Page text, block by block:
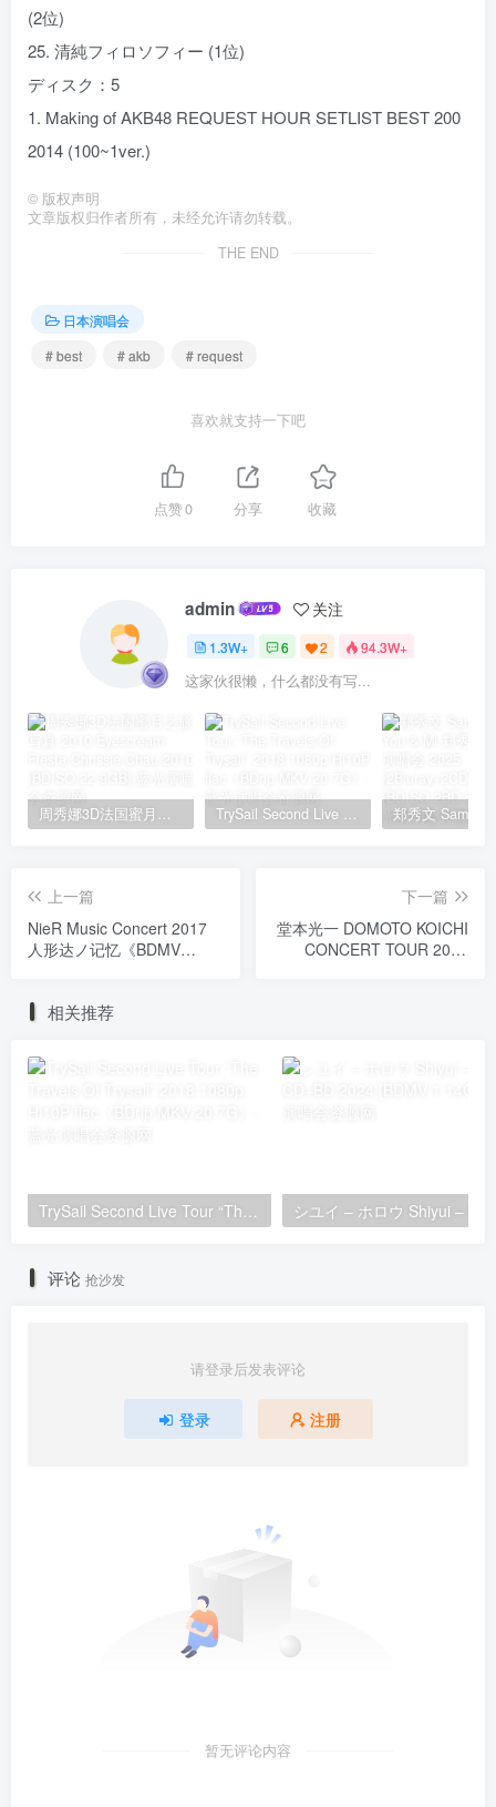
(2位)
25. 清純フィロソフィー (1位)
ディスク：5
1. Making of AKB48 REQUEST HOUR SETLIST BEST 200
2014 (100~1ver.)
© 版权声明
文章版权归作者所有，未经允许请勿转载。
THE END
日本演唱会
# best
# akb # request
喜欢就支持一下吧
点赞0 分享 收藏
admin 关注
1.3W+ 6 2 94.3W+
这家伙很懒，什么都没有写...
周秀娜3D法国蜜月之旅写真 2010 Eyescream Fiesta Chrissie Chau 2010 [BDISO 22.9GB] TrySail Second Live Tour “The Travels Of Trysail” 2018 1080p Hi10P flac《BDrip MKV 20.7G》
上一篇
NieR Music Concert 2017
人形达ノ记忆《BDMV
下一篇
堂本光一 DOMOTO KOICHI
CONCERT TOUR 2010
相关推荐
TrySail Second Live Tour “The Travels Of Trysail” 2018 1080p Hi10P flac《BDrip MKV 20.7G》
评论 抢沙发
请登录后发表评论
登录 注册
暂无评论内容